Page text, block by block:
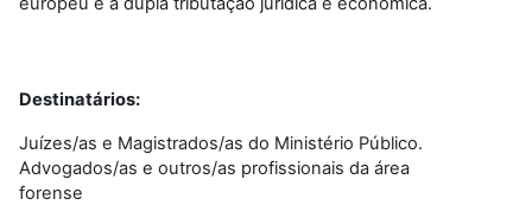
Destinatários:
Juízes/as e Magistrados/as do Ministério Público.
Advogados/as e outros/as profissionais da área
forense